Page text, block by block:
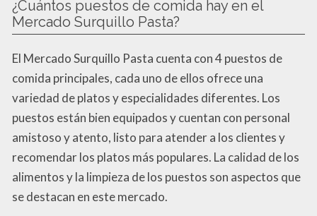
¿Cuántos puestos de comida hay en el
Mercado Surquillo Pasta?
El Mercado Surquillo Pasta cuenta con 4 puestos de
comida principales, cada uno de ellos ofrece una
variedad de platos y especialidades diferentes. Los
puestos están bien equipados y cuentan con personal
amistoso y atento, listo para atender a los clientes y
recomendar los platos más populares. La calidad de los
alimentos y la limpieza de los puestos son aspectos que
se destacan en este mercado.